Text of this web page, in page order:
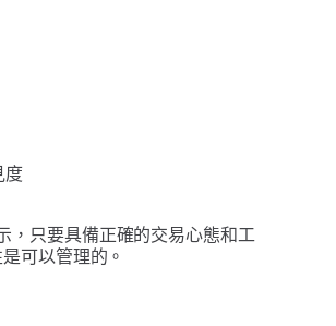
度
，只要具備正確的交易心態和工
可以管理的。